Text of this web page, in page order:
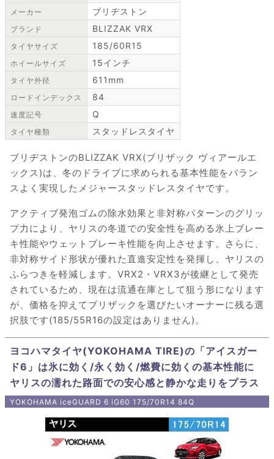
メーカー ブリヂストン
ブランド BLIZZAK VRX
タイヤサイズ 185/60R15
ホイールサイズ 15インチ
タイヤ外径 611mm
ロードインデックス 84
速度記号 Q
タイヤ種類 スタッドレスタイヤ
ブリヂストンのBLIZZAK VRX(ブリザック ヴィアールエ
ックス)は、冬のドライブに求められる基本性能をバラン
スよく実現したメジャースタッドレスタイヤです。
アクティブ発泡ゴムの除水効果と非対称パターンのグリッ
プ力により、ヤリスの冬道での安全性を高める氷上ブレー
キ性能やウェットブレーキ性能を向上させます。さらに、
非対称サイド形状が優れた直進安定性を発揮し、ヤリスの
ふらつきを軽減します。VRX2・VRX3が後継として発売
されているため、現在は流通在庫として狙う形になります
が、価格を抑えてブリザックを選びたいオーナーに残る選
択肢です(185/55R16の設定はありません)。
ヨコハマタイヤ(YOKOHAMA TIRE)の「アイスガー
ド6」は氷に効く/永く効く/燃費に効くの基本性能に
ヤリスの濡れた路面での安心感と静かな走りをプラス
YOKOHAMA iceGUARD 6 iG60 175/70R14 84Q